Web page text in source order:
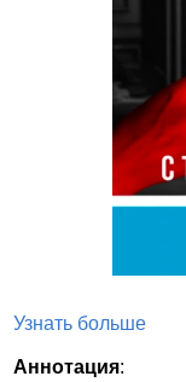
Узнать больше
Аннотация: